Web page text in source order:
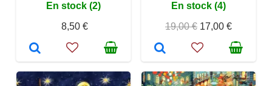
En stock (2)
8,50 €
En stock (4)
19,00 € 17,00 €